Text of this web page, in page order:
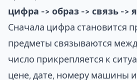
цифра -> образ -> связь ->
Сначала цифра становится
предметы связываются
число прикрепляется к
цене, дате, номеру машины